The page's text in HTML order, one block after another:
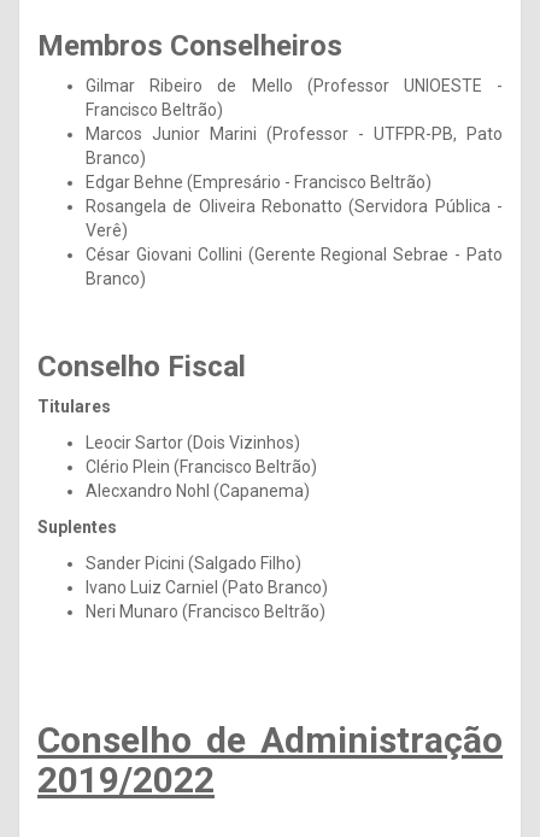
Membros Conselheiros
Gilmar Ribeiro de Mello (Professor UNIOESTE -
Francisco Beltrão)
Marcos Junior Marini (Professor - UTFPR-PB, Pato
Branco)
Edgar Behne (Empresário - Francisco Beltrão)
Rosangela de Oliveira Rebonatto (Servidora Pública -
Verê)
César Giovani Collini (Gerente Regional Sebrae - Pato
Branco)
Conselho Fiscal
Titulares
Leocir Sartor (Dois Vizinhos)
Clério Plein (Francisco Beltrão)
Alecxandro Nohl (Capanema)
Suplentes
Sander Picini (Salgado Filho)
Ivano Luiz Carniel (Pato Branco)
Neri Munaro (Francisco Beltrão)
Conselho de Administração
2019/2022